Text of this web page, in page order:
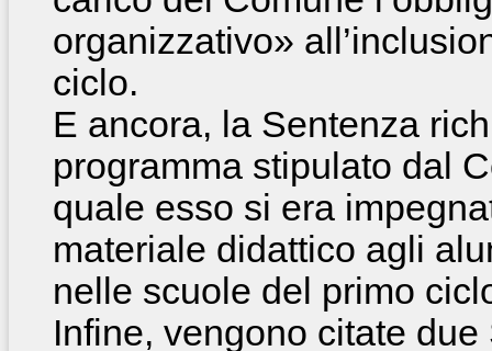
organizzativo»
ciclo.
E ancora, la Sentenza
programma stipulato dal
quale esso si era
materiale didattico agli
nelle scuole del primo
Infine, vengono citate